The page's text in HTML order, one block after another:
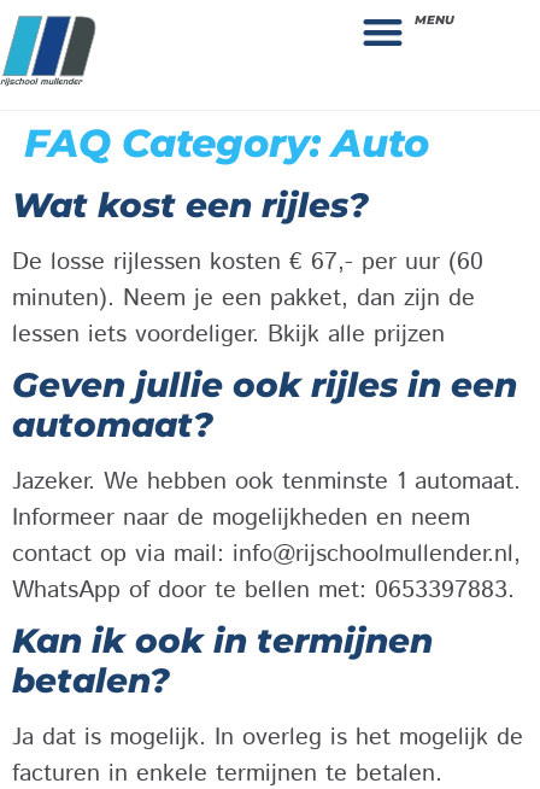
MENU
FAQ Category:Auto
Wat kost een rijles?
De losse rijlessen kosten € 67,- per uur (60
minuten). Neem je een pakket, dan zijn de
lessen iets voordeliger. Bkijk alle prijzen
Geven jullie ook rijles in een
automaat?
Jazeker. We hebben ook tenminste 1 automaat.
Informeer naar de mogelijkheden en neem
contact op via mail: info@rijschoolmullender.nl,
WhatsApp of door te bellen met: 0653397883.
Kan ik ook in termijnen
betalen?
Ja dat is mogelijk. In overleg is het mogelijk de
facturen in enkele termijnen te betalen.